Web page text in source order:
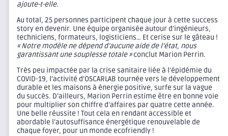
ajoute-t-elle.
Au total, 25 personnes participent chaque jour à cette success
story en devenir. Une équipe organisée autour d’ingénieurs,
techniciens, formateurs, logisticiens… Et cerise sur le gâteau !
« Notre modèle ne dépend d’aucune aide de l’état, nous
garantissant une souplesse totale »conclut Marion Perrin.
Très peu impactée par la crise sanitaire liée à l’épidémie du
COVID-19, l’activité d’OSCARLAB tournée vers le développement
durable et les maisons à énergie positive, surfe sur la vague
du succès. D’ailleurs, Marion Perrin estime être en bonne voie
pour multiplier son chiffre d’affaires par quatre cette année.
Une belle réussite ! Tout cela en rendant accessible et
abordable l’autosuffisance énergétique renouvelable de
chaque foyer, pour un monde ecofriendly !